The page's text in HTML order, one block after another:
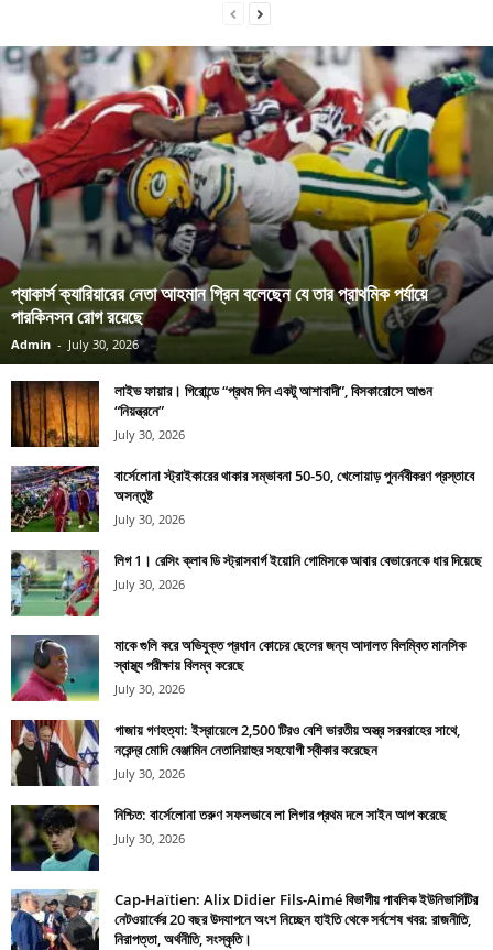
প্যাকার্স ক্যারিয়ারের নেতা আহমান গ্রিন বলেছেন যে তার প্রাথমিক পর্যায়ে
পারকিনসন রোগ রয়েছে
Admin - July 30, 2026
লাইভ ফায়ার। গিরোন্ডে “প্রথম দিন একটু আশাবাদী”, বিসকারোসে আগুন
“নিয়ন্ত্রনে”
July 30, 2026
বার্সেলোনা স্ট্রাইকারের থাকার সম্ভাবনা 50-50, খেলোয়াড় পুনর্নবীকরণ প্রস্তাবে
অসন্তুষ্ট
July 30, 2026
লিগ 1। রেসিং ক্লাব ডি স্ট্রাসবার্গ ইয়োনি গোমিসকে আবার বেভারেনকে ধার দিয়েছে
July 30, 2026
মাকে গুলি করে অভিযুক্ত প্রধান কোচের ছেলের জন্য আদালত বিলম্বিত মানসিক
স্বাস্থ্য পরীক্ষায় বিলম্ব করেছে
July 30, 2026
গাজায় গণহত্যা: ইস্রায়েলে 2,500 টিরও বেশি ভারতীয় অস্ত্র সরবরাহের সাথে,
নরেন্দ্র মোদি বেঞ্জামিন নেতানিয়াহুর সহযোগী স্বীকার করেছেন
July 30, 2026
নিশ্চিত: বার্সেলোনা তরুণ সফলভাবে লা লিগার প্রথম দলে সাইন আপ করেছে
July 30, 2026
Cap-Haïtien: Alix Didier Fils-Aimé বিভাগীয় পাবলিক ইউনিভার্সিটির
নেটওয়ার্কের 20 বছর উদযাপনে অংশ নিচ্ছেন হাইতি থেকে সর্বশেষ খবর: রাজনীতি,
নিরাপত্তা, অর্থনীতি, সংস্কৃতি।